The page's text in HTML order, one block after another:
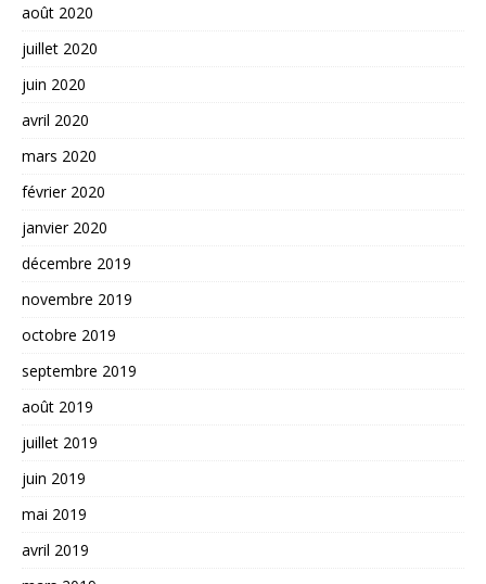
août 2020
juillet 2020
juin 2020
avril 2020
mars 2020
février 2020
janvier 2020
décembre 2019
novembre 2019
octobre 2019
septembre 2019
août 2019
juillet 2019
juin 2019
mai 2019
avril 2019